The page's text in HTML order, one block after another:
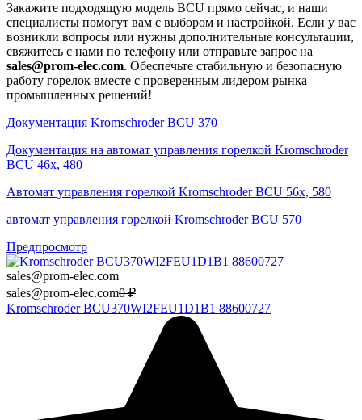
Закажите подходящую модель BCU прямо сейчас, и наши
специалисты помогут вам с выбором и настройкой. Если у вас
возникли вопросы или нужны дополнительные консультации,
свяжитесь с нами по телефону или отправьте запрос на
sales@prom-elec.com. Обеспечьте стабильную и безопасную
работу горелок вместе с проверенным лидером рынка
промышленных решений!
Документация Kromschroder BCU 370
Документация на автомат управления горелкой Kromschroder
BCU 46x, 480
Автомат управления горелкой Kromschroder BCU 56x, 580
автомат управления горелкой Kromschroder BCU 570
Предпросмотр
sales@prom-elec.com
sales@prom-elec.com0 ₽
Kromschroder BCU370WI2FEU1D1B1 88600727